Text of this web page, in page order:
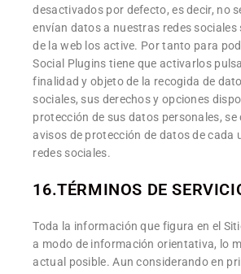
desactivados por defecto, es decir, no
envían datos a nuestras redes sociales
de la web los active. Por tanto para
Social Plugins tiene que activarlos
finalidad y objeto de la recogida de
sociales, sus derechos y opciones
protección de sus datos personales, se
avisos de protección de datos de cada
redes sociales.
16.TÉRMINOS DE
Toda la información que figura en el
a modo de información orientativa, lo
actual posible. Aun considerando en